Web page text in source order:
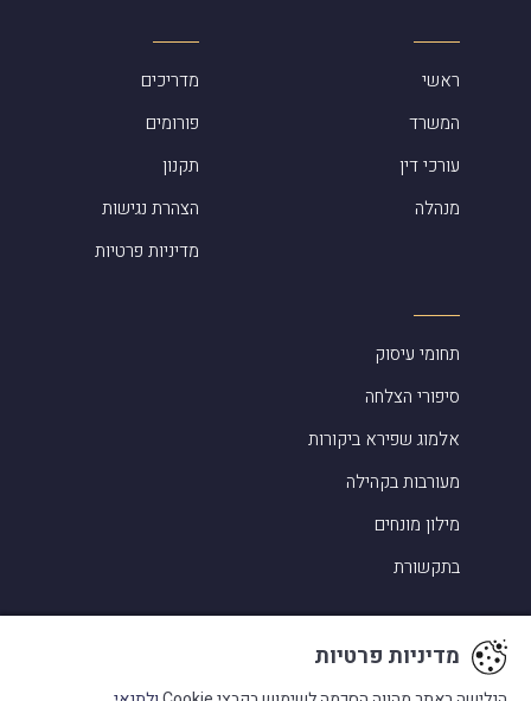
ראשי
המשרד
עורכי דין
מנהלה
מדריכים
פורומים
תקנון
הצהרת נגישות
מדיניות פרטיות
תחומי עיסוק
סיפורי הצלחה
אלמוג שפירא ביקורות
מעורבות בקהילה
מילון מונחים
בתקשורת
מדיניות פרטיות